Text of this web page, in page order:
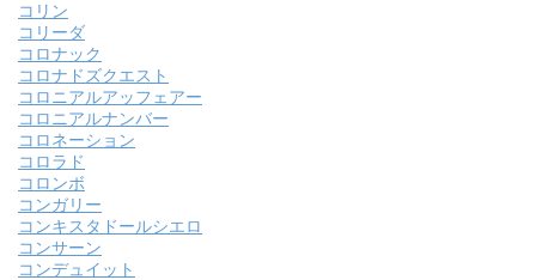
コリン
コリーダ
コロナック
コロナドズクエスト
コロニアルアッフェアー
コロニアルナンバー
コロネーション
コロラド
コロンボ
コンガリー
コンキスタドールシエロ
コンサーン
コンデュイット